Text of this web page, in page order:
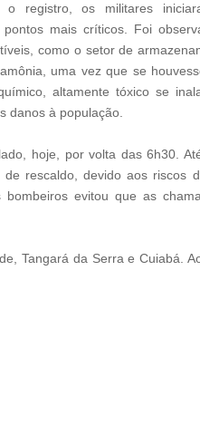
o registro, os militares
pontos mais críticos. Foi
como o setor de
uma vez que se
altamente tóxico se
danos à população.
hoje, por volta das 6h30.
rescaldo, devido aos riscos
bombeiros evitou que as
Tangará da Serra e Cuiabá.